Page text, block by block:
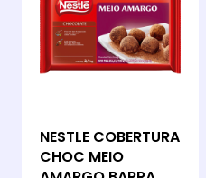
NESTLE COBERTURA
CHOC MEIO